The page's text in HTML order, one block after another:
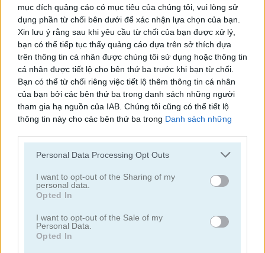
mục đích quảng cáo có mục tiêu của chúng tôi, vui lòng sử
dụng phần từ chối bên dưới để xác nhận lựa chọn của bạn.
Xin lưu ý rằng sau khi yêu cầu từ chối của bạn được xử lý,
bạn có thể tiếp tục thấy quảng cáo dựa trên sở thích dựa
trên thông tin cá nhân được chúng tôi sử dụng hoặc thông tin
cá nhân được tiết lộ cho bên thứ ba trước khi bạn từ chối.
Bạn có thể từ chối riêng việc tiết lộ thêm thông tin cá nhân
của bạn bởi các bên thứ ba trong danh sách những người
tham gia hạ nguồn của IAB. Chúng tôi cũng có thể tiết lộ
thông tin này cho các bên thứ ba trong Danh sách những
lộ thêm thông tin này cho các bên thứ ba khác.
services and may gather and store information including but
not limited to your visit or usage behaviour. You may click to
grant or deny consent to Google and its third-party tags to
use your data for below specified purposes in below Google
consent section.
Personal Data Processing Opt Outs
I want to opt-out of the Sharing of my
personal data.
Opted In
I want to opt-out of the Sale of my
Personal Data.
Opted In
Gin Rummy Classic Okey Classic
Solitaire Klondike Crossover 21